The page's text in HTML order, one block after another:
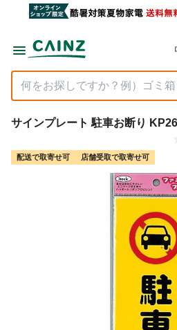
サインプレート 駐車お断り
配送で取寄せ可 店舗受取で取寄せ可